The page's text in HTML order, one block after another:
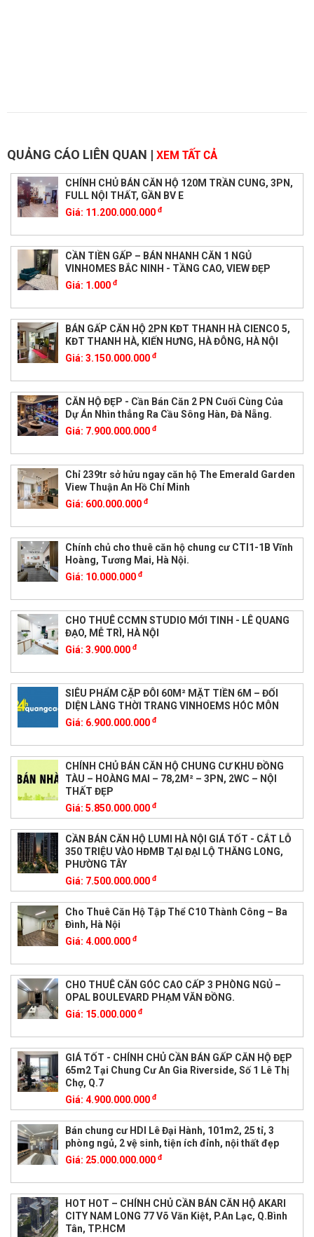
QUẢNG CÁO LIÊN QUAN | XEM TẤT CẢ
CHÍNH CHỦ BÁN CĂN HỘ 120M TRẦN CUNG, 3PN,
FULL NỘI THẤT, GẦN BV E
Giá: 11.200.000.000 đ
CẦN TIỀN GẤP – BÁN NHANH CĂN 1 NGỦ
VINHOMES BẮC NINH - TẦNG CAO, VIEW ĐẸP
Giá: 1.000 đ
BÁN GẤP CĂN HỘ 2PN KĐT THANH HÀ CIENCO 5,
KĐT THANH HÀ, KIẾN HƯNG, HÀ ĐÔNG, HÀ NỘI
Giá: 3.150.000.000 đ
CĂN HỘ ĐẸP - Cần Bán Căn 2 PN Cuối Cùng Của
Dự Án Nhìn thẳng Ra Cầu Sông Hàn, Đà Nẵng.
Giá: 7.900.000.000 đ
Chỉ 239tr sở hửu ngay căn hộ The Emerald Garden
View Thuận An Hồ Chí Minh
Giá: 600.000.000 đ
Chính chủ cho thuê căn hộ chung cư CTI1-1B Vĩnh
Hoàng, Tương Mai, Hà Nội.
Giá: 10.000.000 đ
CHO THUÊ CCMN STUDIO MỚI TINH - LÊ QUANG
ĐẠO, MỄ TRÌ, HÀ NỘI
Giá: 3.900.000 đ
SIÊU PHẨM CẶP ĐÔI 60M² MẶT TIỀN 6M – ĐỐI
DIỆN LÀNG THỜI TRANG VINHOEMS HÓC MÔN
Giá: 6.900.000.000 đ
CHÍNH CHỦ BÁN CĂN HỘ CHUNG CƯ KHU ĐỒNG
TÀU – HOÀNG MAI – 78,2M² – 3PN, 2WC – NỘI
THẤT ĐẸP
Giá: 5.850.000.000 đ
CẦN BÁN CĂN HỘ LUMI HÀ NỘI GIÁ TỐT - CẮT LỖ
350 TRIỆU VÀO HĐMB TẠI ĐẠI LỘ THĂNG LONG,
PHƯỜNG TÂY
Giá: 7.500.000.000 đ
Cho Thuê Căn Hộ Tập Thể C10 Thành Công – Ba
Đình, Hà Nội
Giá: 4.000.000 đ
CHO THUÊ CĂN GÓC CAO CẤP 3 PHÒNG NGỦ –
OPAL BOULEVARD PHẠM VĂN ĐỒNG.
Giá: 15.000.000 đ
GIÁ TỐT - CHÍNH CHỦ CẦN BÁN GẤP CĂN HỘ ĐẸP
65m2 Tại Chung Cư An Gia Riverside, Số 1 Lê Thị
Chợ, Q.7
Giá: 4.900.000.000 đ
Bán chung cư HDI Lê Đại Hành, 101m2, 25 tỉ, 3
phòng ngủ, 2 vệ sinh, tiện ích đỉnh, nội thất đẹp
Giá: 25.000.000.000 đ
HOT HOT – CHÍNH CHỦ CẦN BÁN CĂN HỘ AKARI
CITY NAM LONG 77 Võ Văn Kiệt, P.An Lạc, Q.Bình
Tân, TP.HCM